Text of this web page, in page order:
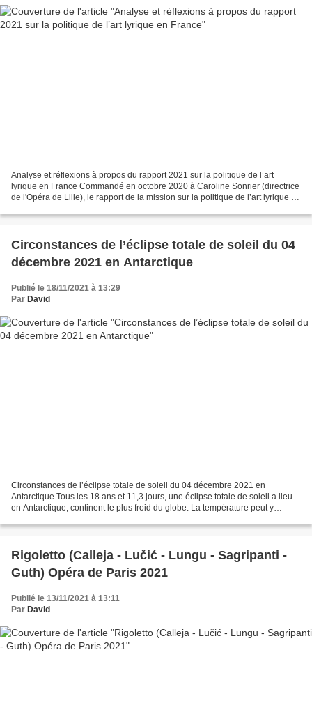
Analyse et réflexions à propos du rapport 2021 sur la politique de l’art
lyrique en France Commandé en octobre 2020 à Caroline Sonrier (directrice
de l'Opéra de Lille), le rapport de la mission sur la politique de l’art lyrique en
Circonstances de l’éclipse totale de soleil du 04
décembre 2021 en Antarctique
Publié le 18/11/2021 à 13:29
Par David
Circonstances de l’éclipse totale de soleil du 04 décembre 2021 en
Antarctique Tous les 18 ans et 11,3 jours, une éclipse totale de soleil a lieu
en Antarctique, continent le plus froid du globe. La température peut y
Rigoletto (Calleja - Lučić - Lungu - Sagripanti -
Guth) Opéra de Paris 2021
Publié le 13/11/2021 à 13:11
Par David